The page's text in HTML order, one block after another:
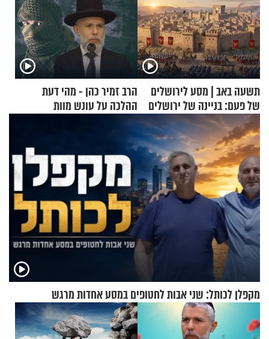
תשעה באב | מסע לירושלים
של פעם: בניינה של ירושלים
הרב זמיר כהן - מהי דעת
ההלכה על עונש מוות
למחבלים?
מקפלן לכותל: שני אבות לחטופים במסע אחדות מרגש